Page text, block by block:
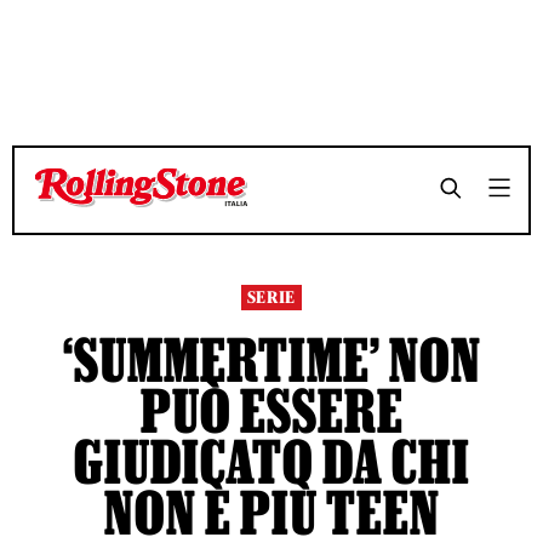
TEMPO DI LETTURA 6 MINUTI SHARE
TEMPO DI LETTURA 6 MINUTI SHARE
SERIE
‘SUMMERTIME’ NON
PUÒ ESSERE
GIUDICATO DA CHI
NON È PIÙ TEEN